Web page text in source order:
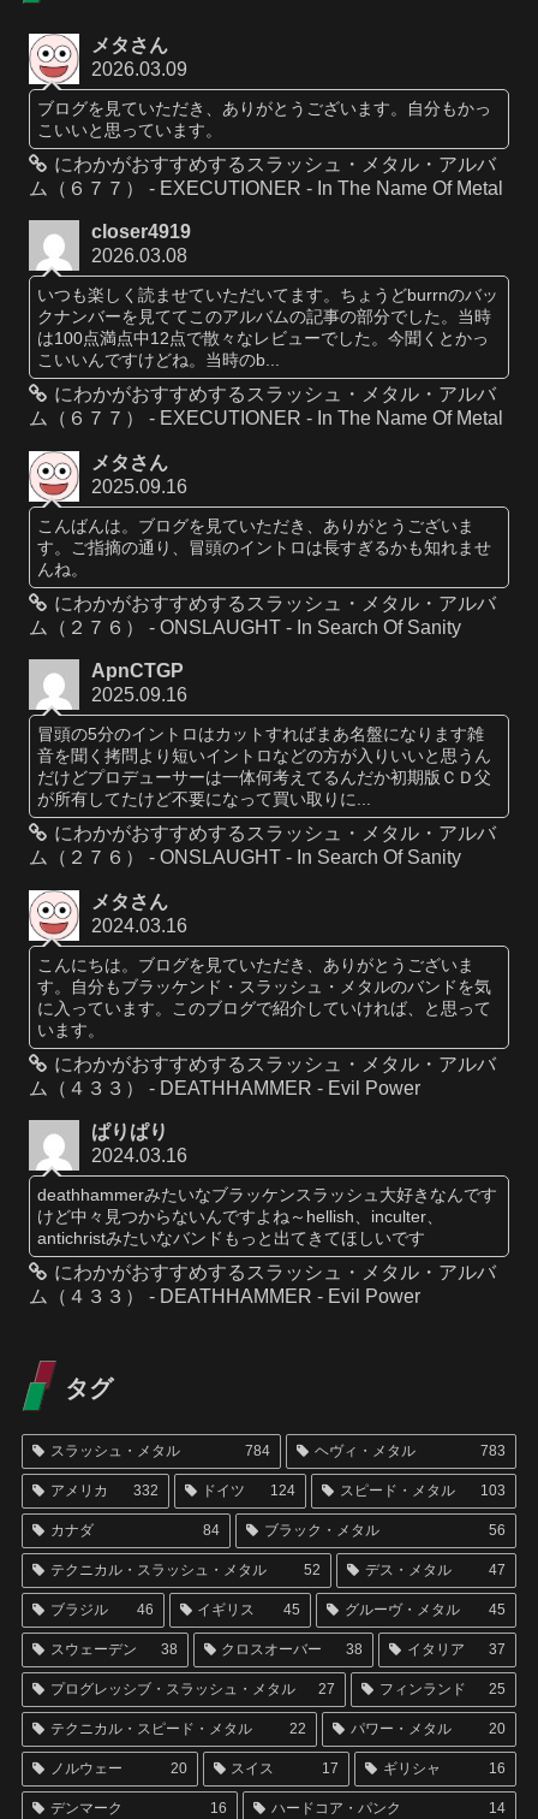
メタさん
2026.03.09
ブログを見ていただき、ありがとうございます。自分もかっ
こいいと思っています。
にわかがおすすめするスラッシュ・メタル・アルバ
ム（６７７） - EXECUTIONER - In The Name Of Metal
closer4919
2026.03.08
いつも楽しく読ませていただいてます。ちょうどburrnのバッ
クナンバーを見ててこのアルバムの記事の部分でした。当時
は100点満点中12点で散々なレビューでした。今聞くとかっ
こいいんですけどね。当時のb...
にわかがおすすめするスラッシュ・メタル・アルバ
ム（６７７） - EXECUTIONER - In The Name Of Metal
メタさん
2025.09.16
こんばんは。ブログを見ていただき、ありがとうございま
す。ご指摘の通り、冒頭のイントロは長すぎるかも知れませ
んね。
にわかがおすすめするスラッシュ・メタル・アルバ
ム（２７６） - ONSLAUGHT - In Search Of Sanity
ApnCTGP
2025.09.16
冒頭の5分のイントロはカットすればまあ名盤になります雑
音を聞く拷問より短いイントロなどの方が入りいいと思うん
だけどプロデューサーは一体何考えてるんだか初期版ＣＤ父
が所有してたけど不要になって買い取りに...
にわかがおすすめするスラッシュ・メタル・アルバ
ム（２７６） - ONSLAUGHT - In Search Of Sanity
メタさん
2024.03.16
こんにちは。ブログを見ていただき、ありがとうございま
す。自分もブラッケンド・スラッシュ・メタルのバンドを気
に入っています。このブログで紹介していければ、と思って
います。
にわかがおすすめするスラッシュ・メタル・アルバ
ム（４３３） - DEATHHAMMER - Evil Power
ぱりぱり
2024.03.16
deathhammerみたいなブラッケンスラッシュ大好きなんです
けど中々見つからないんですよね～hellish、inculter、
antichristみたいなバンドもっと出てきてほしいです
にわかがおすすめするスラッシュ・メタル・アルバ
ム（４３３） - DEATHHAMMER - Evil Power
タグ
スラッシュ・メタル 784 ヘヴィ・メタル 783
アメリカ 332 ドイツ 124 スピード・メタル 103
カナダ 84 ブラック・メタル 56
テクニカル・スラッシュ・メタル 52 デス・メタル 47
ブラジル 46 イギリス 45 グルーヴ・メタル 45
スウェーデン 38 クロスオーバー 38 イタリア 37
プログレッシブ・スラッシュ・メタル 27 フィンランド 25
テクニカル・スピード・メタル 22 パワー・メタル 20
ノルウェー 20 スイス 17 ギリシャ 16
デンマーク 16 ハードコア・パンク 14